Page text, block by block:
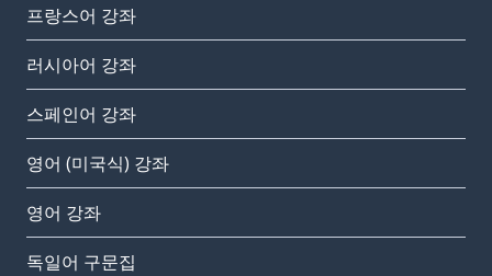
프랑스어 강좌
러시아어 강좌
스페인어 강좌
영어 (미국식) 강좌
영어 강좌
독일어 구문집